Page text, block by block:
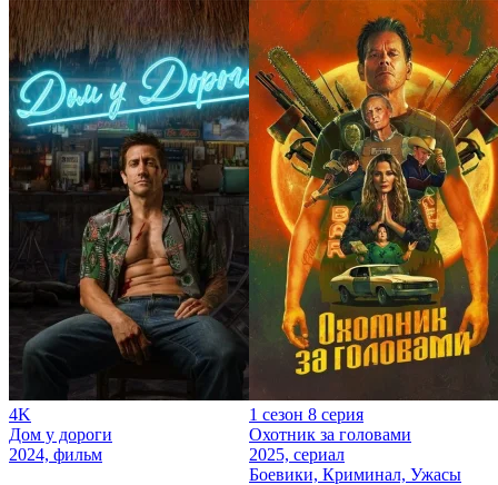
4K
Дом у дороги
2024, фильм
1 сезон 8 серия
Охотник за головами
2025, сериал
Боевики, Криминал, Ужасы